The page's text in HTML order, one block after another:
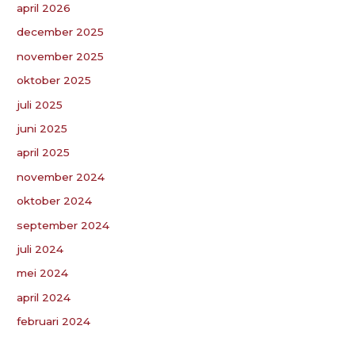
april 2026
december 2025
november 2025
oktober 2025
juli 2025
juni 2025
april 2025
november 2024
oktober 2024
september 2024
juli 2024
mei 2024
april 2024
februari 2024